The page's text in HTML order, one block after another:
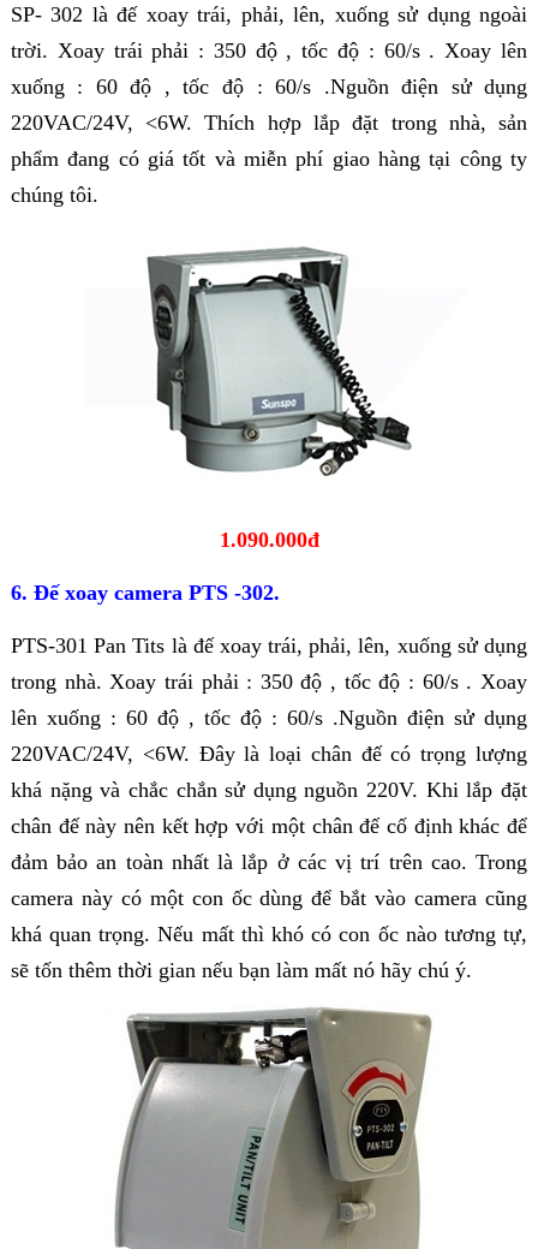
SP- 302 là đế xoay trái, phải, lên, xuống sử dụng ngoài
trời. Xoay trái phải : 350 độ , tốc độ : 60/s . Xoay lên
xuống : 60 độ , tốc độ : 60/s .Nguồn điện sử dụng
220VAC/24V, <6W. Thích hợp lắp đặt trong nhà, sản
phẩm đang có giá tốt và miễn phí giao hàng tại công ty
chúng tôi.
1.090.000đ
6. Đế xoay camera PTS -302.
PTS-301 Pan Tits là đế xoay trái, phải, lên, xuống sử dụng
trong nhà. Xoay trái phải : 350 độ , tốc độ : 60/s . Xoay
lên xuống : 60 độ , tốc độ : 60/s .Nguồn điện sử dụng
220VAC/24V, <6W. Đây là loại chân đế có trọng lượng
khá nặng và chắc chắn sử dụng nguồn 220V. Khi lắp đặt
chân đế này nên kết hợp với một chân đế cố định khác để
đảm bảo an toàn nhất là lắp ở các vị trí trên cao. Trong
camera này có một con ốc dùng để bắt vào camera cũng
khá quan trọng. Nếu mất thì khó có con ốc nào tương tự,
sẽ tốn thêm thời gian nếu bạn làm mất nó hãy chú ý.